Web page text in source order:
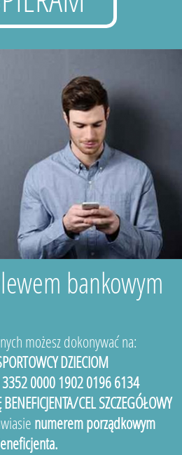
bankowym
możesz dokonywać na:
DZIECIOM
0000 1902 0196 6134
CEL SZCZEGÓŁOWY
numerem porządkowym